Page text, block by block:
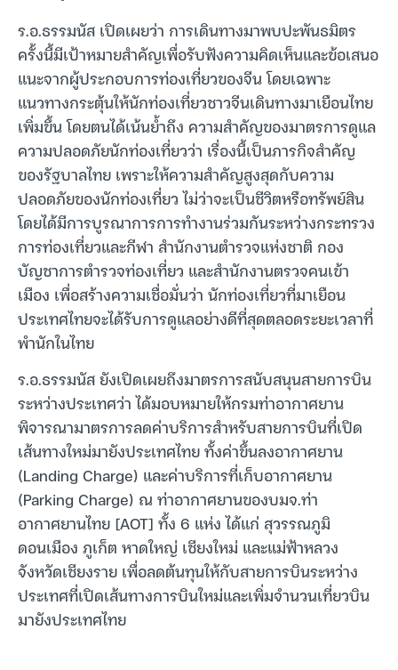
ร.อ.ธรรมนัส เปิดเผยว่า การเดินทางมาพบปะพันธมิตร
ครั้งนี้มีเป้าหมายสำคัญเพื่อรับฟังความคิดเห็นและข้อเสนอ
แนะจากผู้ประกอบการท่องเที่ยวของจีน โดยเฉพาะ
แนวทางกระตุ้นให้นักท่องเที่ยวชาวจีนเดินทางมาเยือนไทย
เพิ่มขึ้น โดยตนได้เน้นย้ำถึง ความสำคัญของมาตรการดูแล
ความปลอดภัยนักท่องเที่ยวว่า เรื่องนี้เป็นภารกิจสำคัญ
ของรัฐบาลไทย เพราะให้ความสำคัญสูงสุดกับความ
ปลอดภัยของนักท่องเที่ยว ไม่ว่าจะเป็นชีวิตหรือทรัพย์สิน
โดยได้มีการบูรณาการการทำงานร่วมกันระหว่างกระทรวง
การท่องเที่ยวและกีฬา สำนักงานตำรวจแห่งชาติ กอง
บัญชาการตำรวจท่องเที่ยว และสำนักงานตรวจคนเข้า
เมือง เพื่อสร้างความเชื่อมั่นว่า นักท่องเที่ยวที่มาเยือน
ประเทศไทยจะได้รับการดูแลอย่างดีที่สุดตลอดระยะเวลาที่
พำนักในไทย
ร.อ.ธรรมนัส ยังเปิดเผยถึงมาตรการสนับสนุนสายการบิน
ระหว่างประเทศว่า ได้มอบหมายให้กรมท่าอากาศยาน
พิจารณามาตรการลดค่าบริการสำหรับสายการบินที่เปิด
เส้นทางใหม่มายังประเทศไทย ทั้งค่าขึ้นลงอากาศยาน
(Landing Charge) และค่าบริการที่เก็บอากาศยาน
(Parking Charge) ณ ท่าอากาศยานของบมจ.ท่า
อากาศยานไทย [AOT] ทั้ง 6 แห่ง ได้แก่ สุวรรณภูมิ
ดอนเมือง ภูเก็ต หาดใหญ่ เชียงใหม่ และแม่ฟ้าหลวง
จังหวัดเชียงราย เพื่อลดต้นทุนให้กับสายการบินระหว่าง
ประเทศที่เปิดเส้นทางการบินใหม่และเพิ่มจำนวนเที่ยวบิน
มายังประเทศไทย